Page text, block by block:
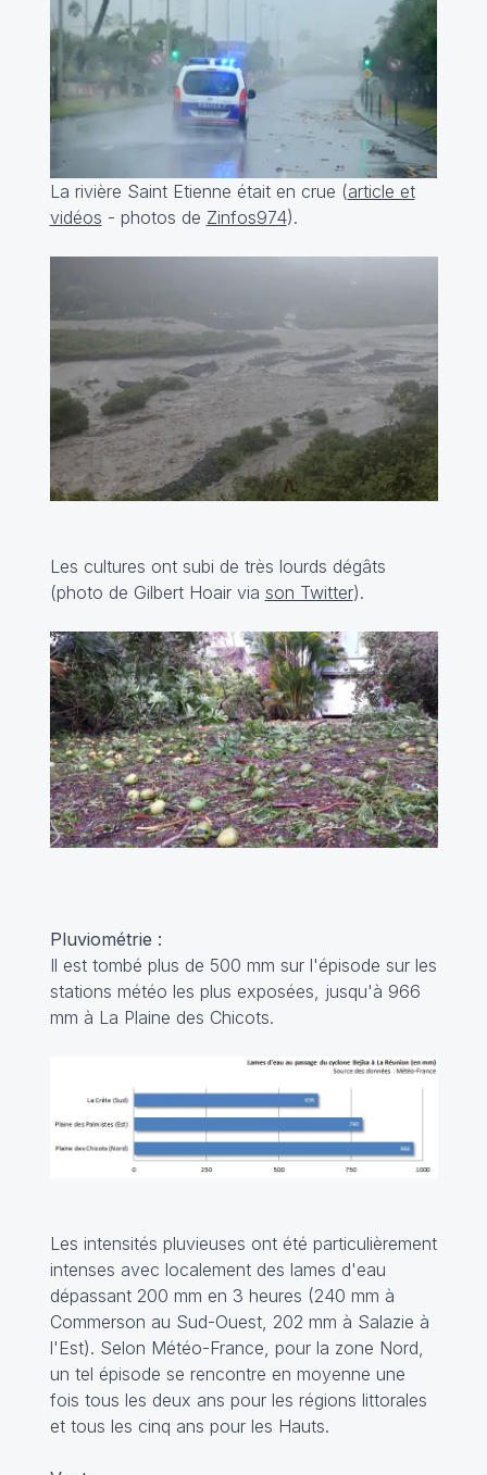
La rivière Saint Etienne était en crue (article et
vidéos - photos de Zinfos974).
Les cultures ont subi de très lourds dégâts
(photo de Gilbert Hoair via son Twitter).
Pluviométrie :
Il est tombé plus de 500 mm sur l'épisode sur les
stations météo les plus exposées, jusqu'à 966
mm à La Plaine des Chicots.
Les intensités pluvieuses ont été particulièrement
intenses avec localement des lames d'eau
dépassant 200 mm en 3 heures (240 mm à
Commerson au Sud-Ouest, 202 mm à Salazie à
l'Est). Selon Météo-France, pour la zone Nord,
un tel épisode se rencontre en moyenne une
fois tous les deux ans pour les régions littorales
et tous les cinq ans pour les Hauts.